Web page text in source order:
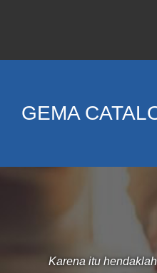
GEMA
Karena itu